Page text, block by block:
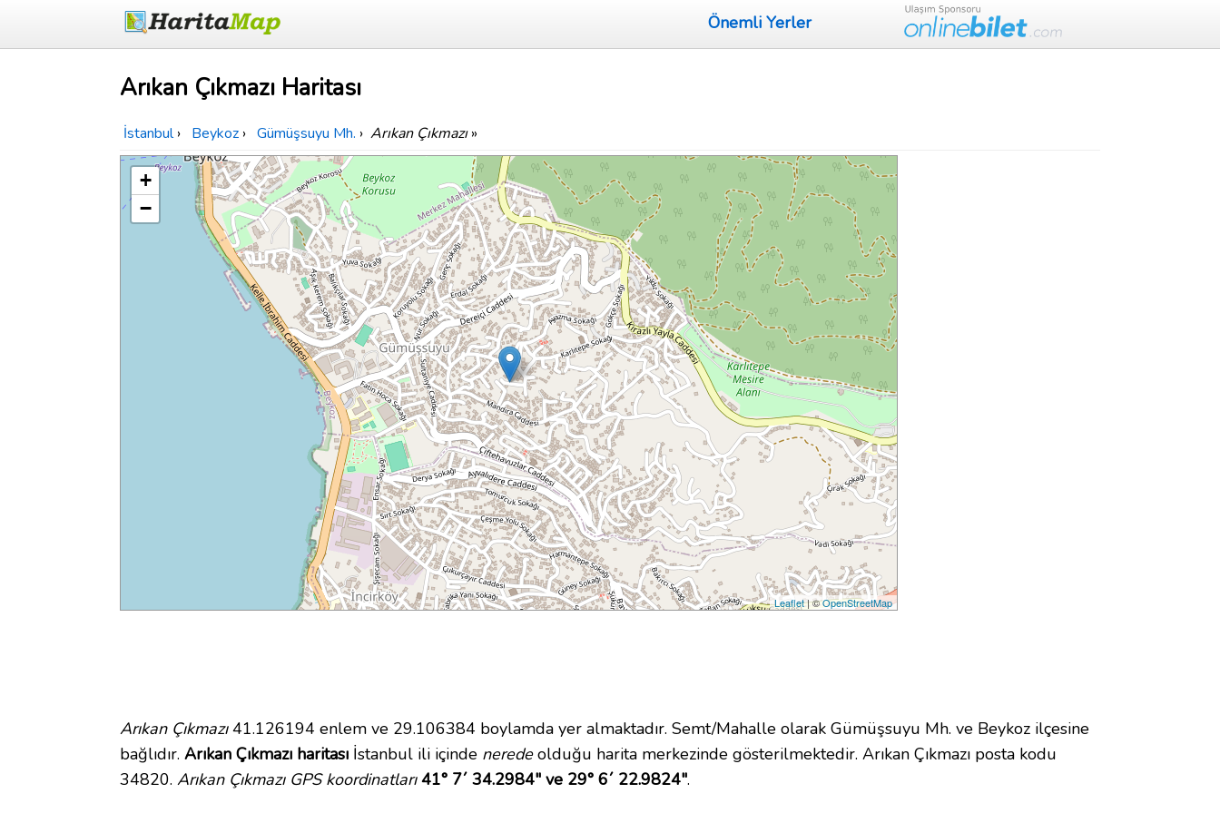
Önemli Yerler
Arıkan Çıkmazı Haritası
İstanbul › Beykoz › Gümüşsuyu Mh. › Arıkan Çıkmazı»
+
−
Leaflet| ©OpenStreetMap
Arıkan Çıkmazı41.126194 enlem ve 29.106384 boylamda yer almaktadır. Semt/Mahalle olarak Gümüşsuyu Mh. ve Beykoz ilçesine
bağlıdır. Arıkan Çıkmazı haritası İstanbul ili içinde neredeolduğu harita merkezinde gösterilmektedir. Arıkan Çıkmazı posta kodu
34820. Arıkan Çıkmazı GPS koordinatları 41° 7´ 34.2984" ve 29° 6´ 22.9824".